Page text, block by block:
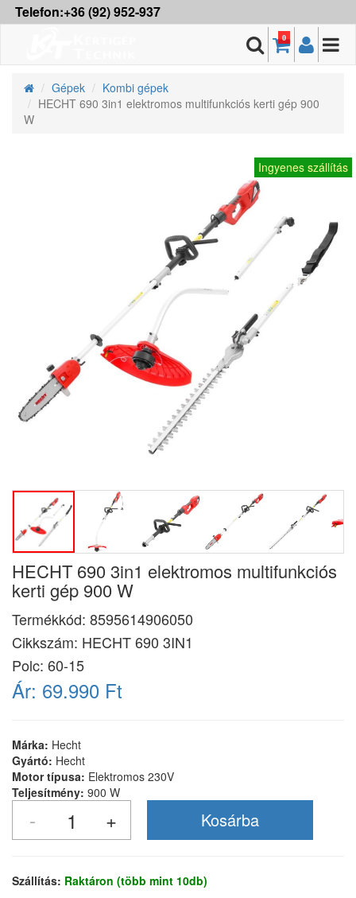
Telefon:+36 (92) 952-937
0
Gépek
Kombi gépek
HECHT 690 3in1 elektromos multifunkciós kerti gép 900
W
Ingyenes szállítás
HECHT 690 3in1 elektromos multifunkciós
kerti gép 900 W
Termékkód: 8595614906050
Cikkszám: HECHT 690 3IN1
Polc: 60-15
Ár: 69.990 Ft
Márka: Hecht
Gyártó: Hecht
Motor típusa: Elektromos 230V
Teljesítmény: 900 W
Szállítás: Raktáron (több mint 10db)